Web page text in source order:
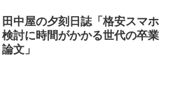
田中屋の夕刻日誌「格安スマホ
検討に時間がかかる世代の卒業
論文」